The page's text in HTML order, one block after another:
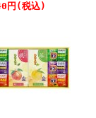
円 (税込)